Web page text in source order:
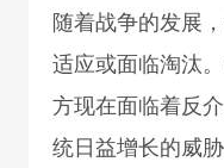
随着战争的发展
适应或面临淘汰
方现在面临着反
统日益增长的威胁